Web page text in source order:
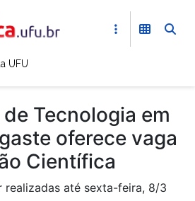
UFU
Tecnologia em
oferece vaga
Científica
realizadas até sexta-feira, 8/3